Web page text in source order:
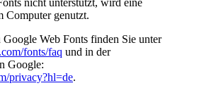
nicht unterstützt, wird eine
Computer genutzt.
Web Fonts finden Sie unter
fonts/faq und in der
Google:
privacy?hl=de.